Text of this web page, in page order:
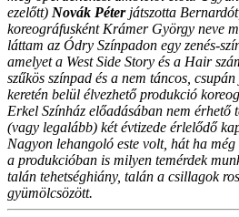
ezelőtt) Novák Péterjátszotta
koreográfusként Krámer György neve
láttam az Ódry Színpadon egy zenés-
amelyet a West Side Story és a Hair
szűkös színpad és a nem táncos,
keretén belül élvezhető produkció
Erkel Színház előadásában nem érhető
(vagy legalább) két évtizede érlelődő
Nagyon lehangoló este volt, hát ha
a produkcióban is milyen temérdek
talán tehetséghiány, talán a csillagok
gyümölcsözött.